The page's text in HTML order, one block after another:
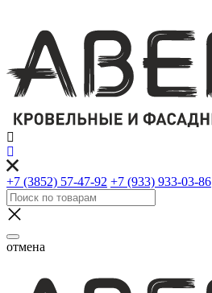
+7 (3852) 57-47-92 +7 (933) 933-03-86
отмена